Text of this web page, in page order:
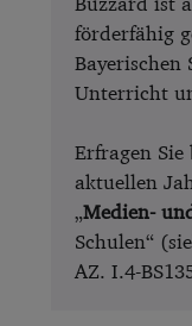
förderfähig
Bayerischen
Unterricht
Erfragen
aktuellen
„Medien-
Schulen“
AZ. I.4-